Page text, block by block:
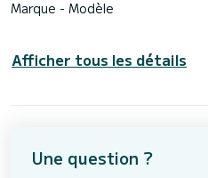
Marque - Modèle
Afficher tous les détails
Une question ?